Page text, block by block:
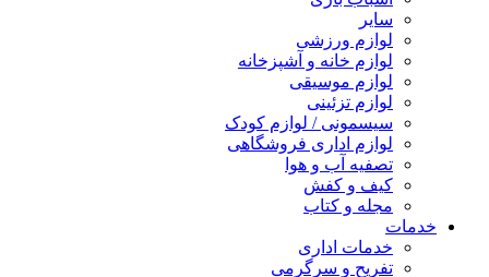
سایر
لوازم ورزشی
لوازم خانه و آشپزخانه
لوازم موسیقی
لوازم تزئینی
سیسمونی / لوازم کودک
لوازم اداری فروشگاهی
تصفیه آب و هوا
کیف و کفش
مجله و کتاب
خدمات
خدمات اداری
تفریح و سرگرمی